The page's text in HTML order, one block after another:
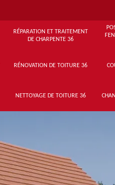
RÉPARATION ET TRAITEMENT
DE CHARPENTE 36
RÉNOVATION DE TOITURE 36
NETTOYAGE DE TOITURE 36